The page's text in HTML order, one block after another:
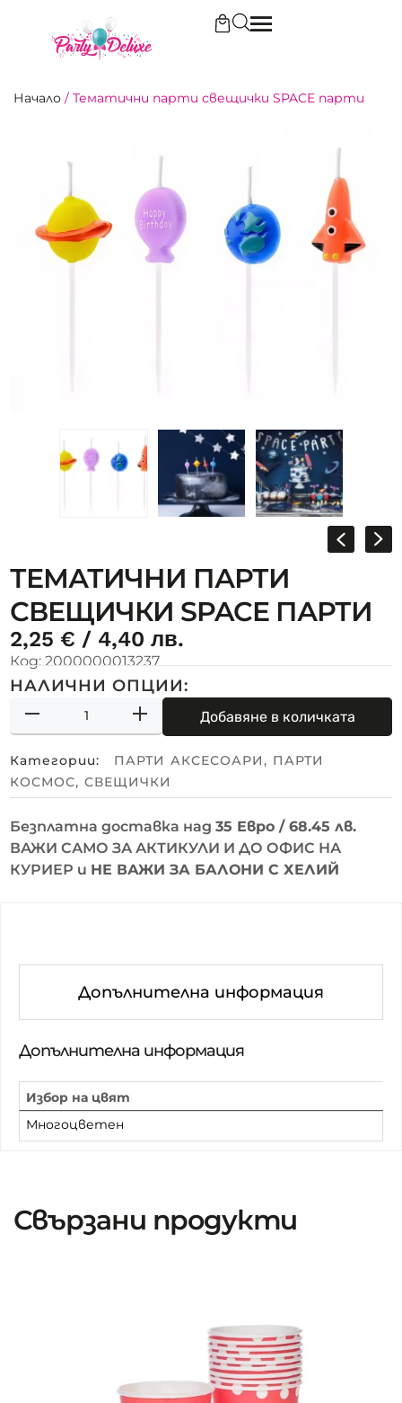
Начало / Тематични парти свещички SPACE парти
ТЕМАТИЧНИ ПАРТИ
СВЕЩИЧКИ SPACE ПАРТИ
2,25 € / 4,40 лв.
Код: 2000000013237
НАЛИЧНИ ОПЦИИ:
Добавяне в количката
Категории: ПАРТИ АКСЕСОАРИ , ПАРТИ
КОСМОС,СВЕЩИЧКИ
Безплатна доставка над35 Евро / 68.45 лв.
ВАЖИ САМО ЗА АКТИКУЛИ И ДО ОФИС НА
КУРИЕР и НЕ ВАЖИ ЗА БАЛОНИ С ХЕЛИЙ
Допълнителна информация
Допълнителна информация
Избор на цвят
Многоцветен
Свързани продукти